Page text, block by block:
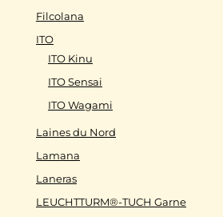
Filcolana
ITO
ITO Kinu
ITO Sensai
ITO Wagami
Laines du Nord
Lamana
Laneras
LEUCHTTURM®-TUCH Garne